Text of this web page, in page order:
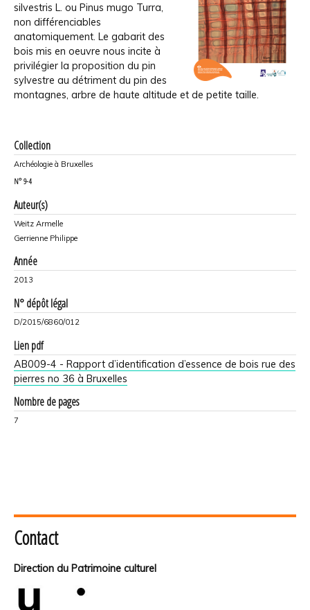
silvestris L. ou Pinus mugo Turra,
non différenciables
anatomiquement. Le gabarit des
bois mis en oeuvre nous incite à
privilégier la proposition du pin
sylvestre au détriment du pin des
montagnes, arbre de haute altitude et de petite taille.
Collection
Archéologie à Bruxelles
N° 9-4
Auteur(s)
Weitz Armelle
Gerrienne Philippe
Année
2013
N° dépôt légal
D/2015/6860/012
Lien pdf
AB009-4 - Rapport d’identification d’essence de bois rue des
pierres no 36 à Bruxelles
Nombre de pages
7
Contact
Direction du Patrimoine culturel